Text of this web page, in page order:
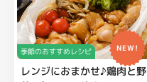
季節のおすすめレシピ NEW!
レンジにおまかせ♪鶏肉と野